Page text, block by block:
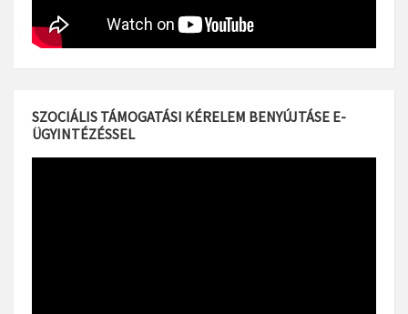
SZOCIÁLIS TÁMOGATÁSI KÉRELEM BENYÚJTÁSE E-
ÜGYINTÉZÉSSEL